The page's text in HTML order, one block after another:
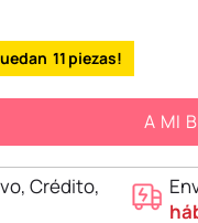
11
A MI
Crédito,